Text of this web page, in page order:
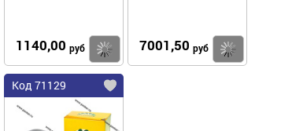
1140,00 руб Купить
7001,50 руб
Код 71129